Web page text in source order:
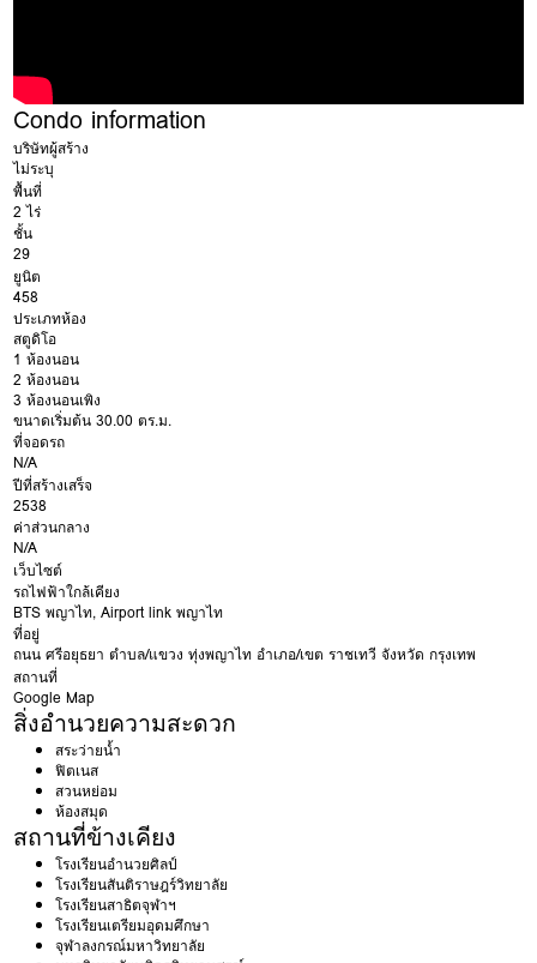
Condo information
บริษัทผู้สร้าง
ไม่ระบุ
พื้นที่
2 ไร่
ชั้น
29
ยูนิต
458
ประเภทห้อง
สตูดิโอ
1 ห้องนอน
2 ห้องนอน
3 ห้องนอนเพิง
ขนาดเริ่มต้น 30.00 ตร.ม.
ที่จอดรถ
N/A
ปีที่สร้างเสร็จ
2538
ค่าส่วนกลาง
N/A
เว็บไซต์
รถไฟฟ้าใกล้เคียง
BTS พญาไท,Airport link พญาไท
ที่อยู่
ถนนศรีอยุธยา ตำบล/แขวงทุ่งพญาไท อำเภอ/เขตราชเทวี จังหวัด กรุงเทพ
สถานที่
Google Map
สิ่งอำนวยความสะดวก
สระว่ายน้ำ
ฟิตเนส
สวนหย่อม
ห้องสมุด
สถานที่ข้างเคียง
โรงเรียนอำนวยศิลป์
โรงเรียนสันติราษฎร์วิทยาลัย
โรงเรียนสาธิตจุฬาฯ
โรงเรียนเตรียมอุดมศึกษา
จุฬาลงกรณ์มหาวิทยาลัย